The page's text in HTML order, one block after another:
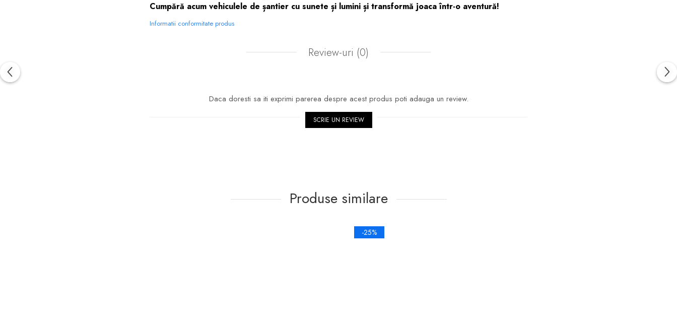
Cumpără acum vehiculele de șantier cu sunete și lumini și transformă joaca într-o aventură!
Informatii conformitate produs
Review-uri (0)
Daca doresti sa iti exprimi parerea despre acest produs poti adauga un review.
SCRIE UN REVIEW
Produse similare
-25%